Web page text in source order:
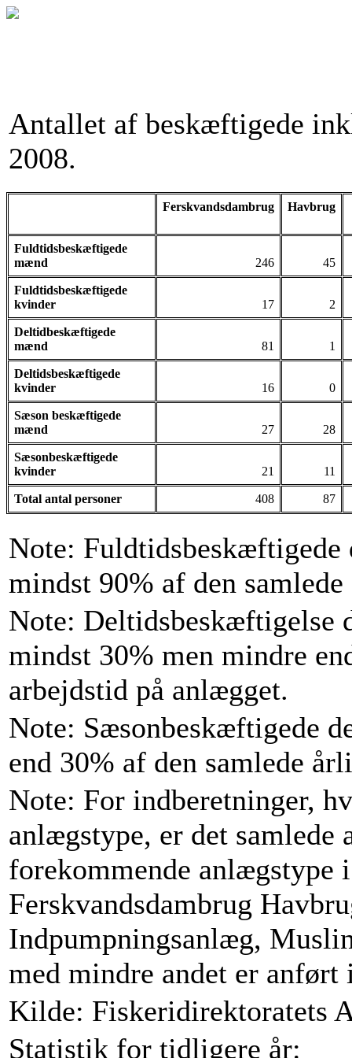
Antallet af beskæftigede
2008.
Ferskvandsdambrug Havbrug
Fuldtidsbeskæftigede
mænd
246 45
Fuldtidsbeskæftigede
kvinder
17 2
Deltidbeskæftigede
mænd
81 1
Deltidsbeskæftigede
kvinder
16 0
Sæson beskæftigede
mænd
27 28
Sæsonbeskæftigede
kvinder
21 11
Total antal personer 408 87
Note: Fuldtidsbeskæftigede
mindst 90% af den
Note: Deltidsbeskæftigelse
mindst 30% men mindre
arbejdstid på anlægget.
Note: Sæsonbeskæftigede
end 30% af den samlede
Note: For indberetninger,
anlægstype, er det
forekommende anlægstype
Ferskvandsdambrug
Indpumpningsanlæg,
med mindre andet er anført
Kilde: Fiskeridirektoratets
Statistik for tidligere år: